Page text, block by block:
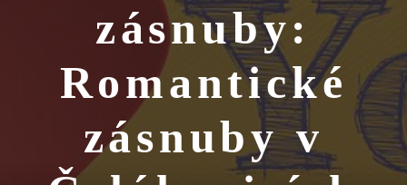
zásnuby:
Romantické
zásnuby v